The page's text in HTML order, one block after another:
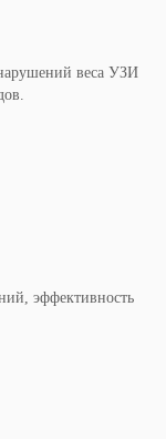
веса УЗИ
эффективность